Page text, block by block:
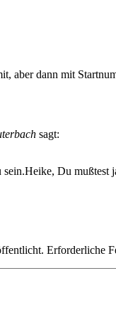
aber dann mit
sagt:
Du
Erforderliche